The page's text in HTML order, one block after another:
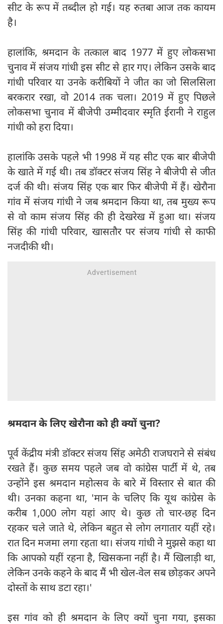
सीट के रूप में तब्दील हो गई। यह रुतबा आज तक कायम
है।
हालांकि, श्रमदान के तत्काल बाद 1977 में हुए लोकसभा
चुनाव में संजय गांधी इस सीट से हार गए। लेकिन उसके बाद
गांधी परिवार या उनके करीबियों ने जीत का जो सिलसिला
बरकरार रखा, वो 2014 तक चला। 2019 में हुए पिछले
लोकसभा चुनाव में बीजेपी उम्मीदवार स्मृति ईरानी ने राहुल
गांधी को हरा दिया।
हालांकि उसके पहले भी 1998 में यह सीट एक बार बीजेपी
के खाते में गई थी। तब डॉक्टर संजय सिंह ने बीजेपी से जीत
दर्ज की थी। संजय सिंह एक बार फिर बीजेपी में हैं। खेरौना
गांव में संजय गांधी ने जब श्रमदान किया था, तब मुख्य रूप
से वो काम संजय सिंह की ही देखरेख में हुआ था। संजय
सिंह की गांधी परिवार, खासतौर पर संजय गांधी से काफी
नजदीकी थी।
श्रमदान के लिए खेरौना को ही क्यों चुना?
पूर्व केंद्रीय मंत्री डॉक्टर संजय सिंह अमेठी राजघराने से संबंध
रखते हैं। कुछ समय पहले जब वो कांग्रेस पार्टी में थे, तब
उन्होंने इस श्रमदान महोत्सव के बारे में विस्तार से बात की
थी। उनका कहना था, 'मान के चलिए कि यूथ कांग्रेस के
करीब 1,000 लोग यहां आए थे। कुछ तो चार-छह दिन
रहकर चले जाते थे, लेकिन बहुत से लोग लगातार यहीं रहे।
रात दिन मजमा लगा रहता था। संजय गांधी ने मुझसे कहा था
कि आपको यहीं रहना है, खिसकना नहीं है। मैं खिलाड़ी था,
लेकिन उनके कहने के बाद मैं भी खेल-वेल सब छोड़कर अपने
दोस्तों के साथ डटा रहा।'
इस गांव को ही श्रमदान के लिए क्यों चुना गया, इसका